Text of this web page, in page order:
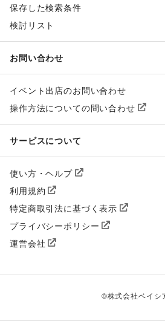
保存した検索条件
検討リスト
お問い合わせ
イベント出店のお問い合わせ
操作方法についての問い合わせ
サービスについて
使い方・ヘルプ
利用規約
特定商取引法に基づく表示
プライバシーポリシー
運営会社
©株式会社ベイシ